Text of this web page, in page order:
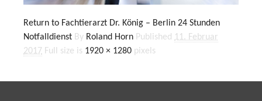
Return to Fachtierarzt Dr. König – Berlin 24 Stunden
Notfalldienst By Roland Horn Published 11. Februar
2017 Full size is 1920 × 1280 pixels